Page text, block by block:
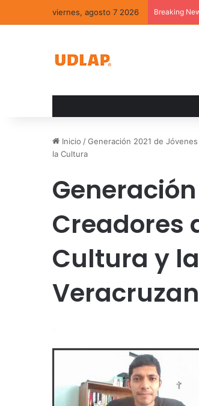
viernes, agosto 7 2026 Breaking
Inicio /Generación 2021 de
la Cultura
Creadores
Cultura y